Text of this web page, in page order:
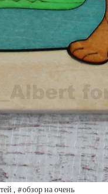
, #обзор на очень